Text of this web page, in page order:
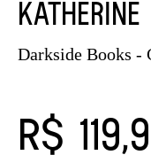
Katherine
Darkside Books -
R$